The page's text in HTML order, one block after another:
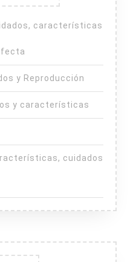
características
y Reproducción
y características
cuidados